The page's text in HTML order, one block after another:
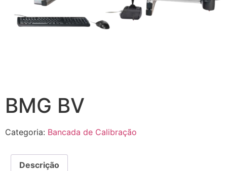
BMG BV
Categoria: Bancada de Calibração
Descrição